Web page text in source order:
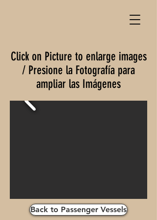
Click on Picture to enlarge images
/ Presione la Fotografía para
ampliar las Imágenes
Back to Passenger Vessels